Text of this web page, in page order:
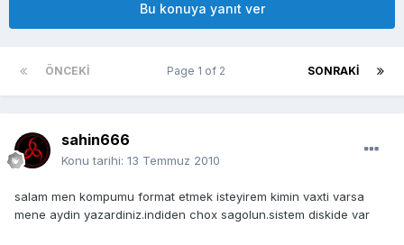
Bu konuya yanıt ver
ÖNCEKI SONRAKI
Page 1 of 2
sahin666
Konu tarihi: 13 Temmuz 2010
salam men kompumu format etmek isteyirem kimin vaxti varsa
mene aydin yazardiniz.indiden chox sagolun.sistem diskide var